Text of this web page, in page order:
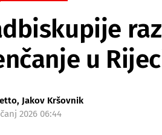
u
Jakov Kršovnik
2026 06:44